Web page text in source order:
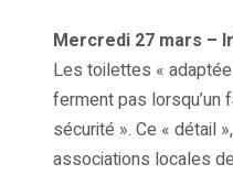
Mercredi 27 mars –
Les toilettes «
ferment pas lorsqu’un
sécurité ». Ce « détail
associations locales